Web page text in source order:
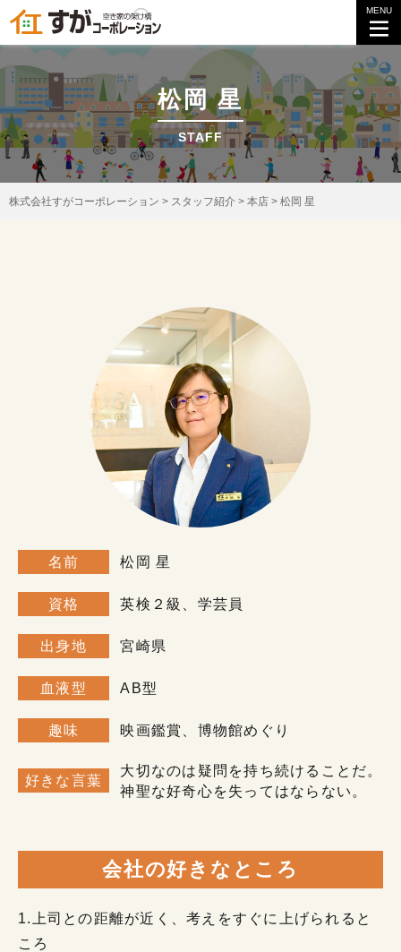
MENU
松岡 星
STAFF
株式会社すがコーポレーション > スタッフ紹介 > 本店 > 松岡 星
名前 松岡 星
資格 英検２級、学芸員
出身地 宮崎県
血液型 AB型
趣味 映画鑑賞、博物館めぐり
好きな言葉
大切なのは疑問を持ち続けることだ。
神聖な好奇心を失ってはならない。
会社の好きなところ
1.上司との距離が近く、考えをすぐに上げられると
ころ